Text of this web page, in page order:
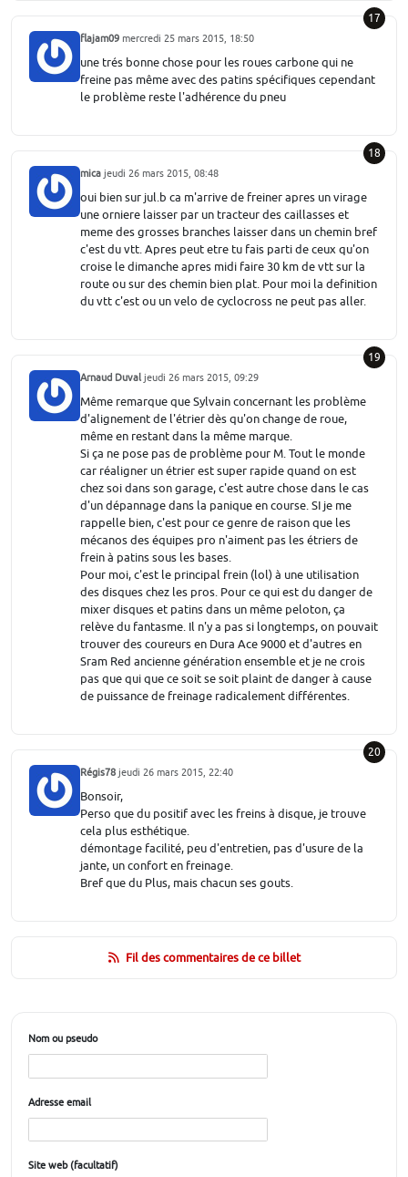
17
flajam09 mercredi 25 mars 2015, 18:50
une trés bonne chose pour les roues carbone qui ne
freine pas même avec des patins spécifiques cependant
le problème reste l'adhérence du pneu
18
mica jeudi 26 mars 2015, 08:48
oui bien sur jul.b ca m'arrive de freiner apres un virage
une orniere laisser par un tracteur des caillasses et
meme des grosses branches laisser dans un chemin bref
c'est du vtt. Apres peut etre tu fais parti de ceux qu'on
croise le dimanche apres midi faire 30 km de vtt sur la
route ou sur des chemin bien plat. Pour moi la definition
du vtt c'est ou un velo de cyclocross ne peut pas aller.
19
Arnaud Duval jeudi 26 mars 2015, 09:29
Même remarque que Sylvain concernant les problème
d'alignement de l'étrier dès qu'on change de roue,
même en restant dans la même marque.
Si ça ne pose pas de problème pour M. Tout le monde
car réaligner un étrier est super rapide quand on est
chez soi dans son garage, c'est autre chose dans le cas
d'un dépannage dans la panique en course. SI je me
rappelle bien, c'est pour ce genre de raison que les
mécanos des équipes pro n'aiment pas les étriers de
frein à patins sous les bases.
Pour moi, c'est le principal frein (lol) à une utilisation
des disques chez les pros. Pour ce qui est du danger de
mixer disques et patins dans un même peloton, ça
relève du fantasme. Il n'y a pas si longtemps, on pouvait
trouver des coureurs en Dura Ace 9000 et d'autres en
Sram Red ancienne génération ensemble et je ne crois
pas que qui que ce soit se soit plaint de danger à cause
de puissance de freinage radicalement différentes.
20
Régis78 jeudi 26 mars 2015, 22:40
Bonsoir,
Perso que du positif avec les freins à disque, je trouve
cela plus esthétique.
démontage facilité, peu d'entretien, pas d'usure de la
jante, un confort en freinage.
Bref que du Plus, mais chacun ses gouts.
Fil des commentaires de ce billet
Nom ou pseudo
Adresse email
Site web (facultatif)